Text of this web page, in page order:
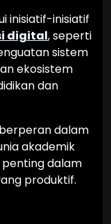
inisiatif-inisiatif
digital, seperti
sistem
ekosistem
dan
dalam
akademik
penting dalam
produktif.